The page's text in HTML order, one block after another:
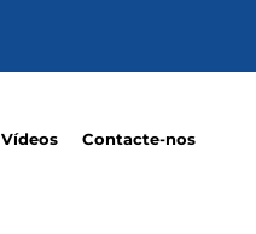
Vídeos Contacte-nos